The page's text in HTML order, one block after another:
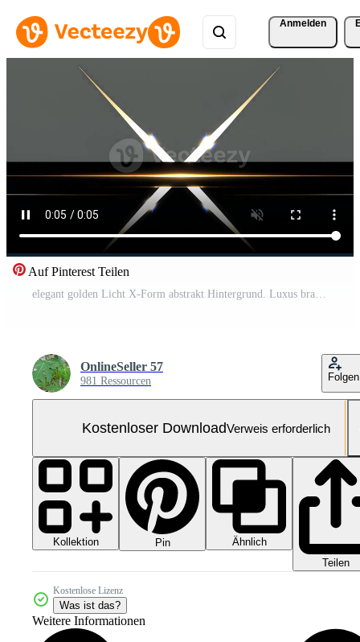
Anmelden
Auf Pinterest Teilen
elegant golden Licht X-Form abstrakt Hintergrund. Luxus branding ästhetisch, glühend Streifen auf dunkel metallisch Oberfläche, Prämie korporativ Bewegung Grafik. Kostenloses Video
OnlineSeller 57
981 Ressourcen Folgen
Kostenloser DownloadVerweis erforderlich
Kollektion Pin
Ähnlich
Teilen
Kostenlose Lizenz
Was ist das?
Weitere Informationen